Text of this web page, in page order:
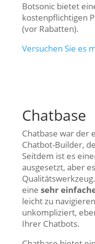
Botsonic bietet
kostenpflichtigen
(vor Rabatten).
Versuchen Sie es
Chatbase
Chatbase war der
Chatbot-Builder,
Seitdem ist es
ausgesetzt, aber
eine sehr
leicht zu
unkompliziert,
Ihrer Chatbots.